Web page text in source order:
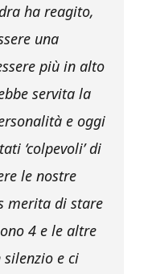
ha reagito,
una
più in alto
servita la
e oggi
‘colpevoli’ di
le nostre
merita di stare
4 e le altre
e ci